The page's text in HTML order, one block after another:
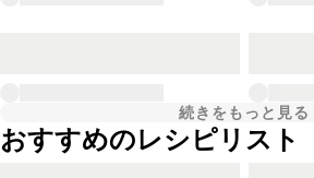
続きをもっと見る
おすすめのレシピリスト